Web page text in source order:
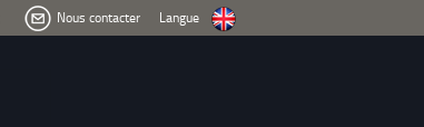
Nous contacter Langue